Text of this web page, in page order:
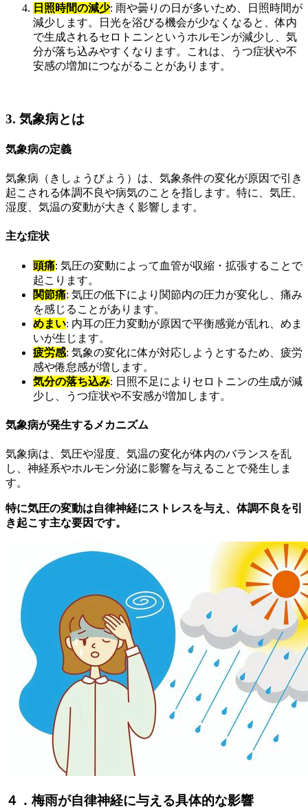
日照時間の減少: 雨や曇りの日が多いため、日照時間が
減少します。日光を浴びる機会が少なくなると、体内
で生成されるセロトニンというホルモンが減少し、気
分が落ち込みやすくなります。これは、うつ症状や不
安感の増加につながることがあります。
3. 気象病とは
気象病の定義
気象病（きしょうびょう）は、気象条件の変化が原因で引き
起こされる体調不良や病気のことを指します。特に、気圧、
湿度、気温の変動が大きく影響します。
主な症状
頭痛: 気圧の変動によって血管が収縮・拡張することで
起こります。
関節痛: 気圧の低下により関節内の圧力が変化し、痛み
を感じることがあります。
めまい: 内耳の圧力変動が原因で平衡感覚が乱れ、めま
いが生じます。
疲労感: 気象の変化に体が対応しようとするため、疲労
感や倦怠感が増します。
気分の落ち込み: 日照不足によりセロトニンの生成が減
少し、うつ症状や不安感が増加します。
気象病が発生するメカニズム
気象病は、気圧や湿度、気温の変化が体内のバランスを乱
し、神経系やホルモン分泌に影響を与えることで発生しま
す。
特に気圧の変動は自律神経にストレスを与え、体調不良を引
き起こす主な要因です。
４．梅雨が自律神経に与える具体的な影響